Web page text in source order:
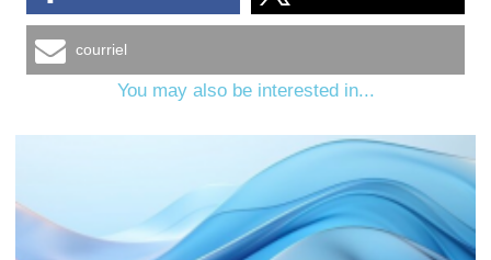
courriel
You may also be interested in...